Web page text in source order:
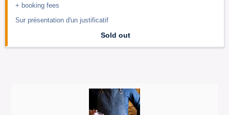
+ booking fees
Sur présentation d'un justificatif
Sold out